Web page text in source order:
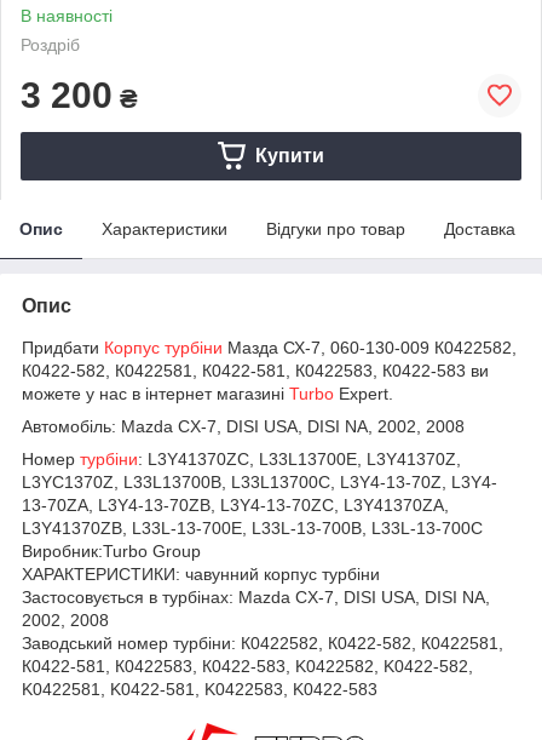
В наявності
Роздріб
3 200 ₴
Купити
Опис Характеристики Відгуки про товар Доставка
Опис
Придбати Корпус турбіни Мазда СХ-7, 060-130-009 К0422582,
К0422-582, К0422581, К0422-581, К0422583, К0422-583 ви
можете у нас в інтернет магазині Turbo Expert.
Автомобіль: Mazda CX-7, DISI USA, DISI NA, 2002, 2008
Номер турбіни: L3Y41370ZC, L33L13700E, L3Y41370Z,
L3YC1370Z, L33L13700B, L33L13700C, L3Y4-13-70Z, L3Y4-
13-70ZA, L3Y4-13-70ZB, L3Y4-13-70ZC, L3Y41370ZA,
L3Y41370ZB, L33L-13-700E, L33L-13-700B, L33L-13-700C
Виробник:Turbo Group
ХАРАКТЕРИСТИКИ: чавунний корпус турбіни
Застосовується в турбінах: Mazda CX-7, DISI USA, DISI NA,
2002, 2008
Заводський номер турбіни: К0422582, К0422-582, К0422581,
К0422-581, К0422583, К0422-583, K0422582, K0422-582,
K0422581, K0422-581, K0422583, K0422-583